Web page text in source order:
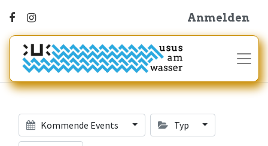
Anmelden
Kommende Events Typ